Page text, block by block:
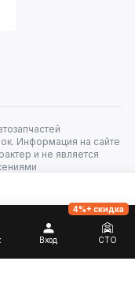
Информация на сайте
и не является
Вход СТО
4%+ скидка